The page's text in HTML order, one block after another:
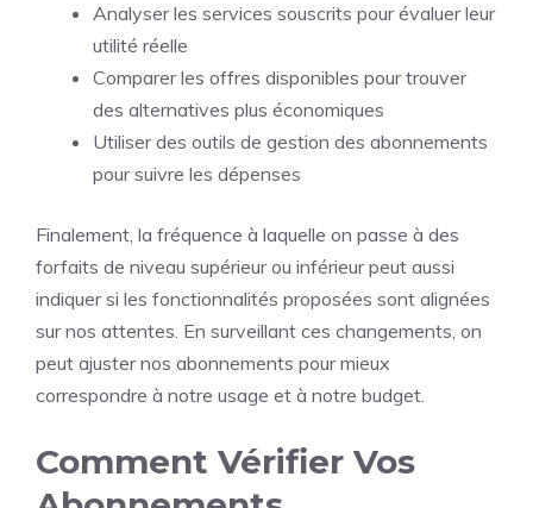
Analyser les services souscrits pour évaluer leur
utilité réelle
Comparer les offres disponibles pour trouver
des alternatives plus économiques
Utiliser des outils de gestion des abonnements
pour suivre les dépenses
Finalement, la fréquence à laquelle on passe à des
forfaits de niveau supérieur ou inférieur peut aussi
indiquer si les fonctionnalités proposées sont alignées
sur nos attentes. En surveillant ces changements, on
peut ajuster nos abonnements pour mieux
correspondre à notre usage et à notre budget.
Comment Vérifier Vos